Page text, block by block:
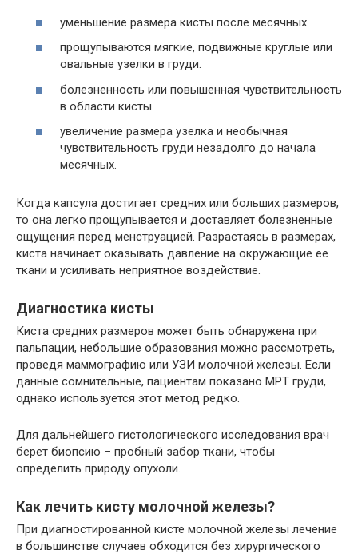
уменьшение размера кисты после месячных.
прощупываются мягкие, подвижные круглые или
овальные узелки в груди.
болезненность или повышенная чувствительность
в области кисты.
увеличение размера узелка и необычная
чувствительность груди незадолго до начала
месячных.
Когда капсула достигает средних или больших размеров,
то она легко прощупывается и доставляет болезненные
ощущения перед менструацией. Разрастаясь в размерах,
киста начинает оказывать давление на окружающие ее
ткани и усиливать неприятное воздействие.
Диагностика кисты
Киста средних размеров может быть обнаружена при
пальпации, небольшие образования можно рассмотреть,
проведя маммографию или УЗИ молочной железы. Если
данные сомнительные, пациентам показано МРТ груди,
однако используется этот метод редко.
Для дальнейшего гистологического исследования врач
берет биопсию – пробный забор ткани, чтобы
определить природу опухоли.
Как лечить кисту молочной железы?
При диагностированной кисте молочной железы лечение
в большинстве случаев обходится без хирургического